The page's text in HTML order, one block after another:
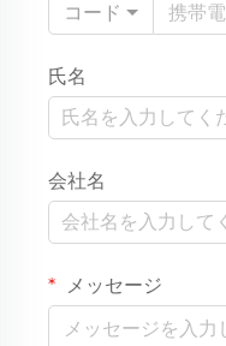
コード
氏名
会社名
メッセージ